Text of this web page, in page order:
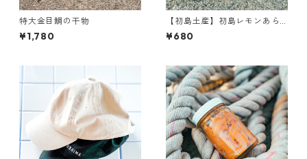
特大金目鯛の干物
¥1,780
【初島土産】初島レモンあら
れ
¥680